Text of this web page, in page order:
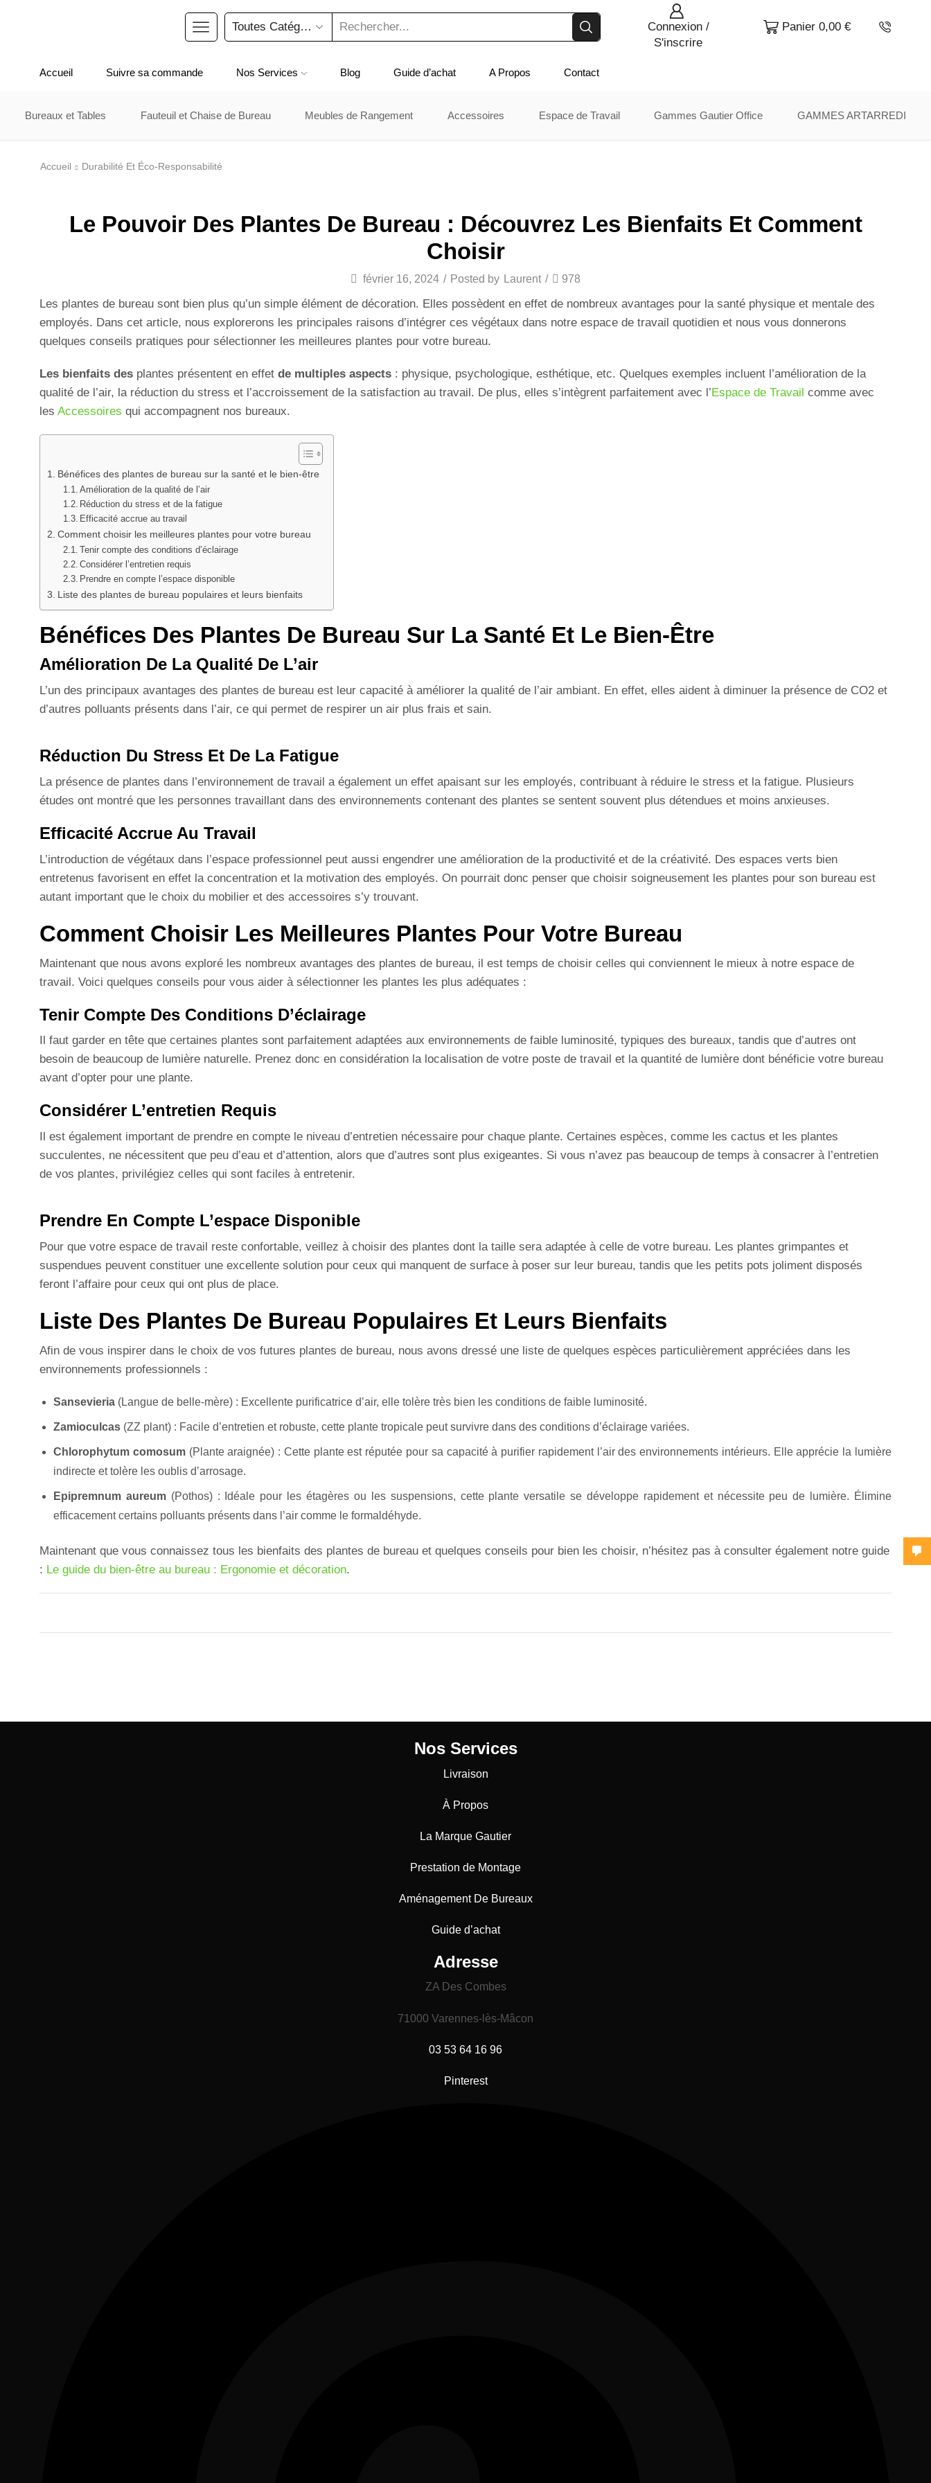
Connexion /
S'inscrire
Panier 0,00 €
Accueil Suivre sa commande Nos Services Blog Guide d’achat A Propos Contact
Bureaux et Tables Fauteuil et Chaise de Bureau Meubles de Rangement Accessoires Espace de Travail Gammes Gautier Office GAMMES ARTARREDI
Accueil Durabilité Et Éco-Responsabilité
Le Pouvoir Des Plantes De Bureau : Découvrez Les Bienfaits Et Comment
Choisir
février 16, 2024 / Posted by Laurent / 978
Les plantes de bureau sont bien plus qu’un simple élément de décoration. Elles possèdent en effet de nombreux avantages pour la santé physique et mentale des
employés. Dans cet article, nous explorerons les principales raisons d’intégrer ces végétaux dans notre espace de travail quotidien et nous vous donnerons
quelques conseils pratiques pour sélectionner les meilleures plantes pour votre bureau.
Les bienfaits des plantes présentent en effet de multiples aspects : physique, psychologique, esthétique, etc. Quelques exemples incluent l’amélioration de la
qualité de l’air, la réduction du stress et l’accroissement de la satisfaction au travail. De plus, elles s’intègrent parfaitement avec l’Espace de Travail comme avec
les Accessoires qui accompagnent nos bureaux.
Bénéfices des plantes de bureau sur la santé et le bien-être
Amélioration de la qualité de l’air
Réduction du stress et de la fatigue
Efficacité accrue au travail
Comment choisir les meilleures plantes pour votre bureau
Tenir compte des conditions d’éclairage
Considérer l’entretien requis
Prendre en compte l’espace disponible
Liste des plantes de bureau populaires et leurs bienfaits
Bénéfices Des Plantes De Bureau Sur La Santé Et Le Bien-Être
Amélioration De La Qualité De L’air
L’un des principaux avantages des plantes de bureau est leur capacité à améliorer la qualité de l’air ambiant. En effet, elles aident à diminuer la présence de CO2 et
d’autres polluants présents dans l’air, ce qui permet de respirer un air plus frais et sain.
Réduction Du Stress Et De La Fatigue
La présence de plantes dans l’environnement de travail a également un effet apaisant sur les employés, contribuant à réduire le stress et la fatigue. Plusieurs
études ont montré que les personnes travaillant dans des environnements contenant des plantes se sentent souvent plus détendues et moins anxieuses.
Efficacité Accrue Au Travail
L’introduction de végétaux dans l’espace professionnel peut aussi engendrer une amélioration de la productivité et de la créativité. Des espaces verts bien
entretenus favorisent en effet la concentration et la motivation des employés. On pourrait donc penser que choisir soigneusement les plantes pour son bureau est
autant important que le choix du mobilier et des accessoires s’y trouvant.
Comment Choisir Les Meilleures Plantes Pour Votre Bureau
Maintenant que nous avons exploré les nombreux avantages des plantes de bureau, il est temps de choisir celles qui conviennent le mieux à notre espace de
travail. Voici quelques conseils pour vous aider à sélectionner les plantes les plus adéquates :
Tenir Compte Des Conditions D’éclairage
Il faut garder en tête que certaines plantes sont parfaitement adaptées aux environnements de faible luminosité, typiques des bureaux, tandis que d’autres ont
besoin de beaucoup de lumière naturelle. Prenez donc en considération la localisation de votre poste de travail et la quantité de lumière dont bénéficie votre bureau
avant d’opter pour une plante.
Considérer L’entretien Requis
Il est également important de prendre en compte le niveau d’entretien nécessaire pour chaque plante. Certaines espèces, comme les cactus et les plantes
succulentes, ne nécessitent que peu d’eau et d’attention, alors que d’autres sont plus exigeantes. Si vous n’avez pas beaucoup de temps à consacrer à l’entretien
de vos plantes, privilégiez celles qui sont faciles à entretenir.
Prendre En Compte L’espace Disponible
Pour que votre espace de travail reste confortable, veillez à choisir des plantes dont la taille sera adaptée à celle de votre bureau. Les plantes grimpantes et
suspendues peuvent constituer une excellente solution pour ceux qui manquent de surface à poser sur leur bureau, tandis que les petits pots joliment disposés
feront l’affaire pour ceux qui ont plus de place.
Liste Des Plantes De Bureau Populaires Et Leurs Bienfaits
Afin de vous inspirer dans le choix de vos futures plantes de bureau, nous avons dressé une liste de quelques espèces particulièrement appréciées dans les
environnements professionnels :
Sansevieria (Langue de belle-mère) : Excellente purificatrice d’air, elle tolère très bien les conditions de faible luminosité.
Zamioculcas (ZZ plant) : Facile d’entretien et robuste, cette plante tropicale peut survivre dans des conditions d’éclairage variées.
Chlorophytum comosum(Plante araignée) : Cette plante est réputée pour sa capacité à purifier rapidement l’air des environnements intérieurs. Elle apprécie la lumière
indirecte et tolère les oublis d’arrosage.
Epipremnum aureum (Pothos) : Idéale pour les étagères ou les suspensions, cette plante versatile se développe rapidement et nécessite peu de lumière. Élimine
efficacement certains polluants présents dans l’air comme le formaldéhyde.
Maintenant que vous connaissez tous les bienfaits des plantes de bureau et quelques conseils pour bien les choisir, n’hésitez pas à consulter également notre guide
: Le guide du bien-être au bureau : Ergonomie et décoration.
Nos Services
Livraison
À Propos
La Marque Gautier
Prestation de Montage
Aménagement De Bureaux
Guide d’achat
Adresse
ZA Des Combes
71000 Varennes-lès-Mâcon
03 53 64 16 96
Pinterest